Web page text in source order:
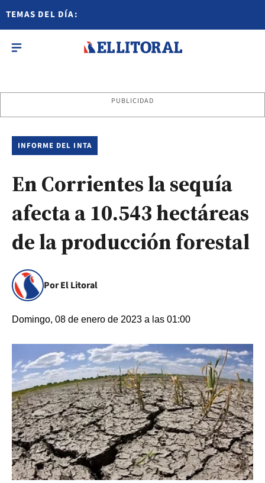
TEMAS DEL DÍA:
PUBLICIDAD
INFORME DEL INTA
En Corrientes la sequía
afecta a 10.543 hectáreas
de la producción forestal
Por El Litoral
Domingo, 08 de enero de 2023 a las 01:00